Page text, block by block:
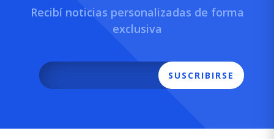
Recibí noticias personalizadas de forma
exclusiva
SUSCRIBIRSE